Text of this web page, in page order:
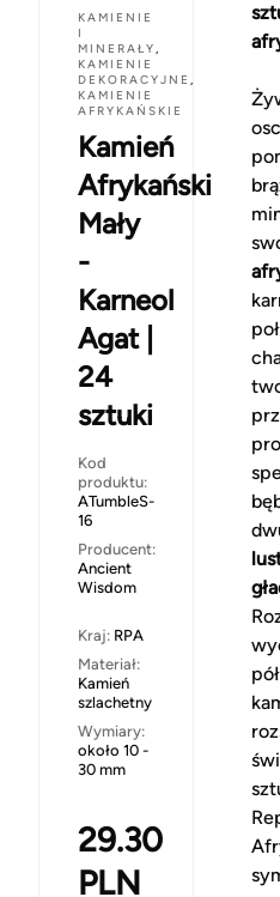
KAMIENIE
I
MINERAŁY,
KAMIENIE
DEKORACYJNE ,
KAMIENIE
AFRYKAŃSKIE
Kamień
Afrykański
Mały
-
Karneol
Agat |
24
sztuki
Kod
produktu:
ATumbleS-
16
Producent:
Ancient
Wisdom
Kraj: RPA
Materiał:
Kamień
szlachetny
Wymiary:
około 10 -
30 mm
29.30
PLN